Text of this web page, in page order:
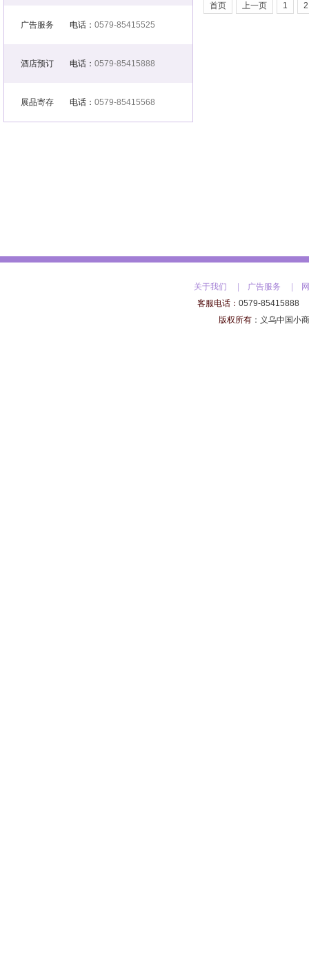
广告服务 电话： 0579-85415525
酒店预订 电话： 0579-85415888
展品寄存 电话： 0579-85415568
首页 上一页 1 2
关于我们 广告服务
客服电话： 0579-85415888
版权所有： 义乌中国小